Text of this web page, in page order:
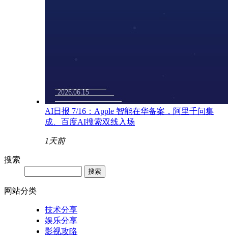
AI日报 7/16：Apple 智能在华备案，阿里千问集
成、百度AI搜索双线入场
1天前
搜索
网站分类
技术分享
娱乐分享
影视攻略